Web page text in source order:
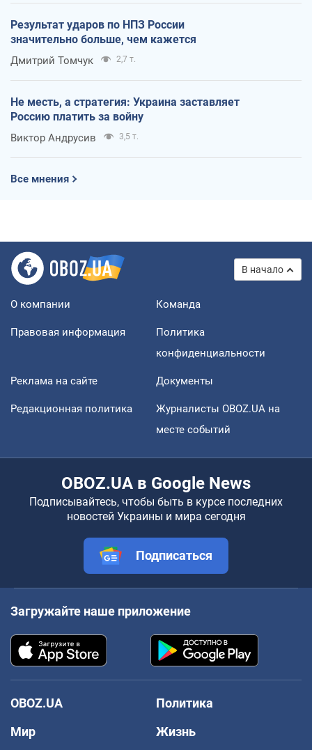
Результат ударов по НПЗ России
значительно больше, чем кажется
Дмитрий Томчук 2,7 т.
Не месть, а стратегия: Украина заставляет
Россию платить за войну
Виктор Андрусив 3,5 т.
Все мнения
В начало
О компании Команда
Правовая информация
Политика
конфиденциальности
Реклама на сайте Документы
Редакционная политика
Журналисты OBOZ.UA на
месте событий
OBOZ.UA в Google News
Подписывайтесь, чтобы быть в курсе последних
новостей Украины и мира сегодня
Подписаться
Загружайте наше приложение
OBOZ.UA
Политика
Мир
Жизнь